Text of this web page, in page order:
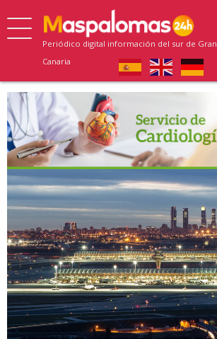
Periódico digital información del sur de Gran
Canaria